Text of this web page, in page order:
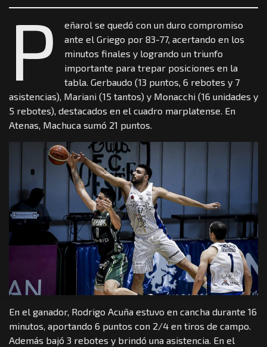
P
eñarol se quedó con un duro compromiso
ante el Griego por 83-77, acertando en los
minutos finales y logrando un triunfo
importante para trepar posiciones en la
tabla. Gerbaudo (13 puntos, 6 rebotes y 7
asistencias), Mariani (15 tantos) y Monacchi (16 unidades y
5 rebotes), destacados en el cuadro marplatense. En
Atenas, Machuca sumó 21 puntos.
En el ganador, Rodrigo Acuña estuvo en cancha durante 16
minutos, aportando 6 puntos con 2/4 en tiros de campo.
Además bajó 3 rebotes y brindó una asistencia. En el